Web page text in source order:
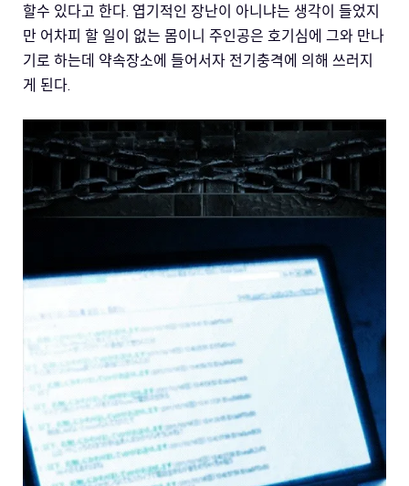
할수 있다고 한다. 엽기적인 장난이 아니냐는 생각이 들었지
만 어차피 할 일이 없는 몸이니 주인공은 호기심에 그와 만나
기로 하는데 약속장소에 들어서자 전기충격에 의해 쓰러지
게 된다.